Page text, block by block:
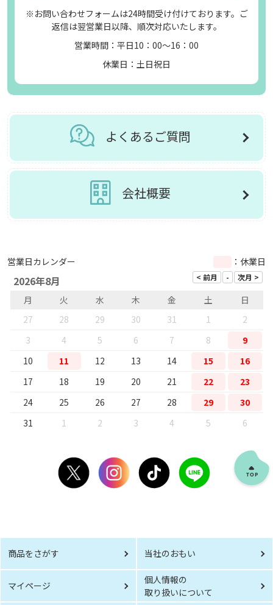
※お問い合わせフォームは24時間受け付けております。ご
返信は翌営業日以降、順次対応いたします。
営業時間：平日10：00～16：00
休業日：土日祝日
よくあるご質問
会社概要
営業日カレンダー ：休業日
2026年8月
月 火 水 木 金 土
日
27
28 29 30 31 1
2
3
4 5 6 7 8
9
10
11 12 13 14 15
16
17
18 19 20 21 22
23
24
25 26 27 28 29
30
31
1 2 3 4 5 6
商品をさがす 当社のおもい
マイページ
個人情報の
取り扱いについて